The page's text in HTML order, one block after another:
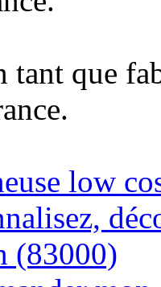
tant que
low
(83000)